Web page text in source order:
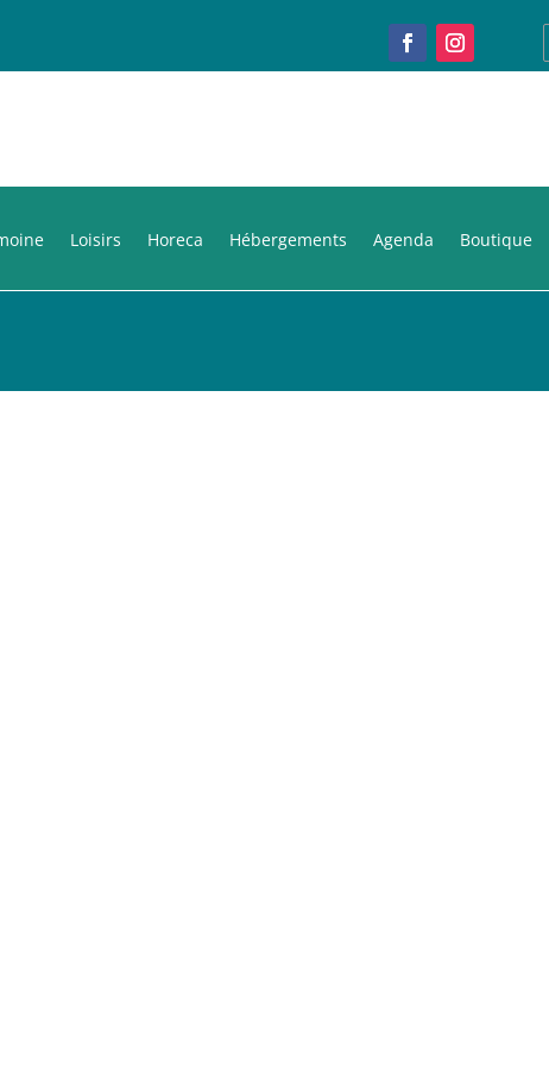
Loisirs Horeca Hébergements Agenda Boutique